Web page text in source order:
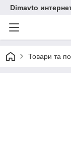
Dimavto
Товари та